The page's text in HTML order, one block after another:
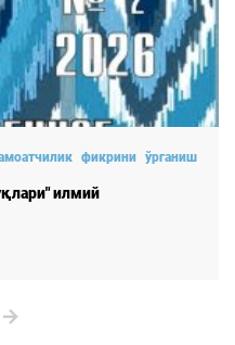
Ижтимоий фикр
"Ижтимоий фикр. Инсон